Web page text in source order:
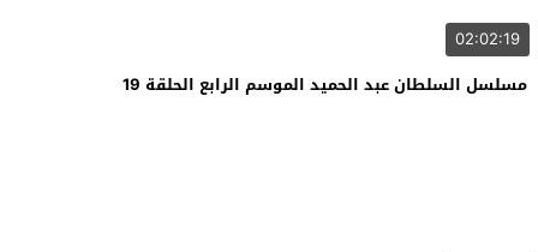
02:02:19
مسلسل السلطان عبد الحميد الموسم الرابع الحلقة 19